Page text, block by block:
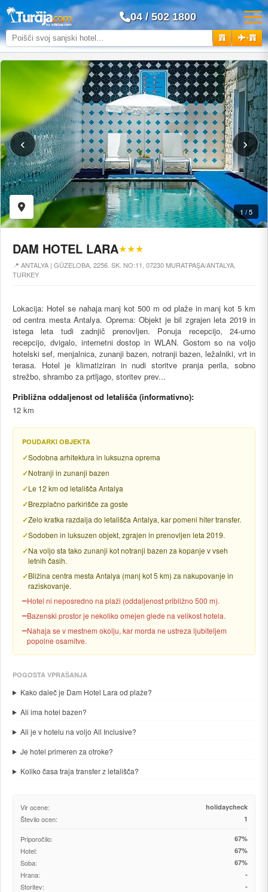
04 / 502 1800
+
‹ ›
1 / 5
DAM HOTEL LARA★★★
📍 ANTALYA | GÜZELOBA, 2256. SK. NO:11, 07230 MURATPAŞA/ANTALYA,
TURKEY
Lokacija: Hotel se nahaja manj kot 500 m od plaže in manj kot 5 km
od centra mesta Antalya. Oprema: Objekt je bil zgrajen leta 2019 in
istega leta tudi zadnjič prenovljen. Ponuja recepcijo, 24-urno
recepcijo, dvigalo, internetni dostop in WLAN. Gostom so na voljo
hotelski sef, menjalnica, zunanji bazen, notranji bazen, ležalniki, vrt in
terasa. Hotel je klimatiziran in nudi storitve pranja perila, sobno
strežbo, shrambo za prtljago, storitev prev...
Približna oddaljenost od letališča (informativno):
12 km
POUDARKI OBJEKTA
Sodobna arhitektura in luksuzna oprema
Notranji in zunanji bazen
Le 12 km od letališča Antalya
Brezplačno parkirišče za goste
Zelo kratka razdalja do letališča Antalya, kar pomeni hiter transfer.
Sodoben in luksuzen objekt, zgrajen in prenovljen leta 2019.
Na voljo sta tako zunanji kot notranji bazen za kopanje v vseh
letnih časih.
Bližina centra mesta Antalya (manj kot 5 km) za nakupovanje in
raziskovanje.
Hotel ni neposredno na plaži (oddaljenost približno 500 m).
Bazenski prostor je nekoliko omejen glede na velikost hotela.
Nahaja se v mestnem okolju, kar morda ne ustreza ljubiteljem
popolne osamitve.
POGOSTA VPRAŠANJA
Kako daleč je Dam Hotel Lara od plaže?
Ali ima hotel bazen?
Ali je v hotelu na voljo All Inclusive?
Je hotel primeren za otroke?
Koliko časa traja transfer z letališča?
Vir ocene: holidaycheck
Število ocen: 1
Priporočilo: 67%
Hotel: 67%
Soba: 67%
Hrana: -
Storitev: -